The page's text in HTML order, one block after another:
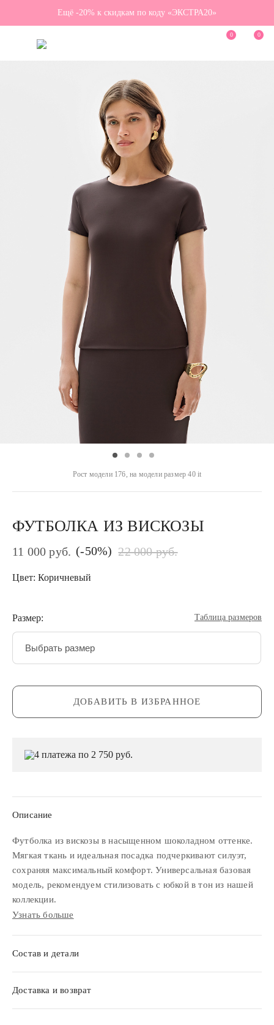
0 0
Ещё -20% к скидкам по коду «ЭКСТРА20»
Рост модели 176, на модели размер 40 it
ФУТБОЛКА ИЗ ВИСКОЗЫ
11 000 руб. (-50%) 22 000 руб.
Цвет: Коричневый
Размер: Таблица размеров
Выбрать размер
ДОБАВИТЬ В ИЗБРАННОЕ
4 платежа по 2 750 руб.
Описание
Футболка из вискозы в насыщенном шоколадном оттенке.
Мягкая ткань и идеальная посадка подчеркивают силуэт,
сохраняя максимальный комфорт. Универсальная базовая
модель, рекомендуем стилизовать с юбкой в тон из нашей
коллекции.
Узнать больше
Состав и детали
Доставка и возврат